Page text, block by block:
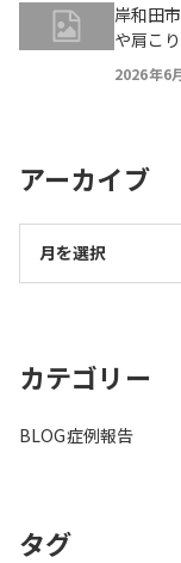
岸和田
や肩こ
2026年6
アーカイブ
カテゴリー
BLOG症例報告
タグ